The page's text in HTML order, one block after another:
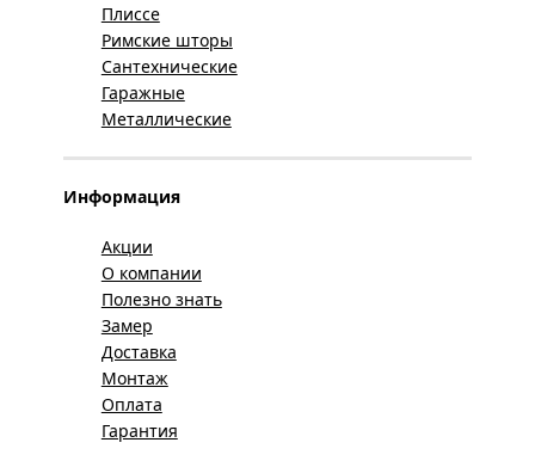
Плиссе
Римские шторы
Сантехнические
Гаражные
Металлические
Информация
Акции
О компании
Полезно знать
Замер
Доставка
Монтаж
Оплата
Гарантия